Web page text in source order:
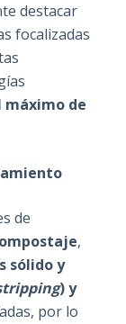
destacar
focalizadas
máximo de
de
,
sólido y
) y
por lo